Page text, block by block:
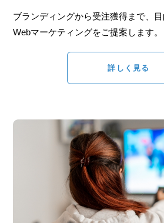
ブランディングから受注獲得まで、
Webマーケティングをご提案します。
詳しく見る